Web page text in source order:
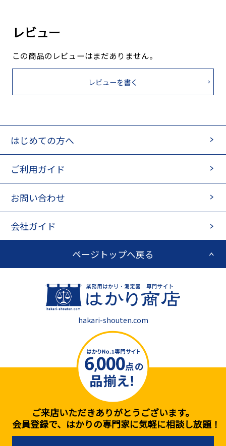
レビュー
この商品のレビューはまだありません。
レビューを書く
ご来店いただきありがとうございます。
会員登録で、はかりの専門家に気軽に相談し放題！
はじめての方へ
ご利用ガイド
お問い合わせ
会社ガイド
ページトップへ戻る
hakari-shouten.com